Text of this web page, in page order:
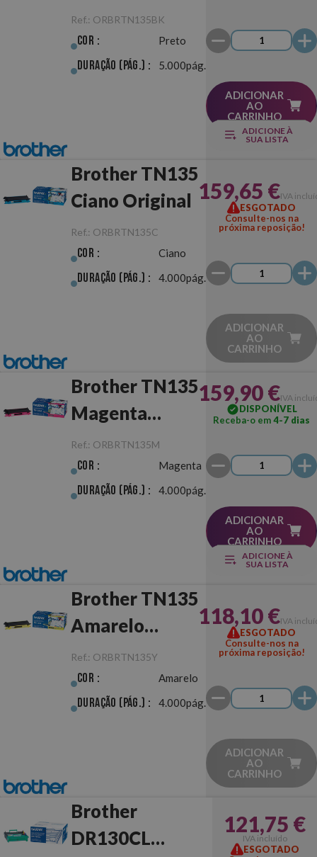
Ref.: ORBRTN135BK
Cor : Preto
Duração (pág.) : 5.000pág.
ADICIONAR
AO
CARRINHO
ADICIONE À
SUA LISTA
Brother TN135
Ciano Original
Ref.: ORBRTN135C
Cor : Ciano
Duração (pág.) : 4.000pág.
159,65 €IVA
ESGOTADO
Consulte-nos na
próxima reposição!
ADICIONAR
AO
CARRINHO
Brother TN135
Magenta
Original
Ref.: ORBRTN135M
Cor : Magenta
Duração (pág.) : 4.000pág.
159,90 €IVA
DISPONÍVEL
Receba-o em4-7 dias
ADICIONAR
AO
CARRINHO
ADICIONE À
SUA LISTA
Brother TN135
Amarelo
Original
Ref.: ORBRTN135Y
Cor : Amarelo
Duração (pág.) : 4.000pág.
118,10 €IVA
ESGOTADO
Consulte-nos na
próxima reposição!
ADICIONAR
AO
CARRINHO
Brother
DR130CL
121,75 €
IVA incluído
ESGOTADO